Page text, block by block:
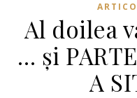
Al doilea
… și
A